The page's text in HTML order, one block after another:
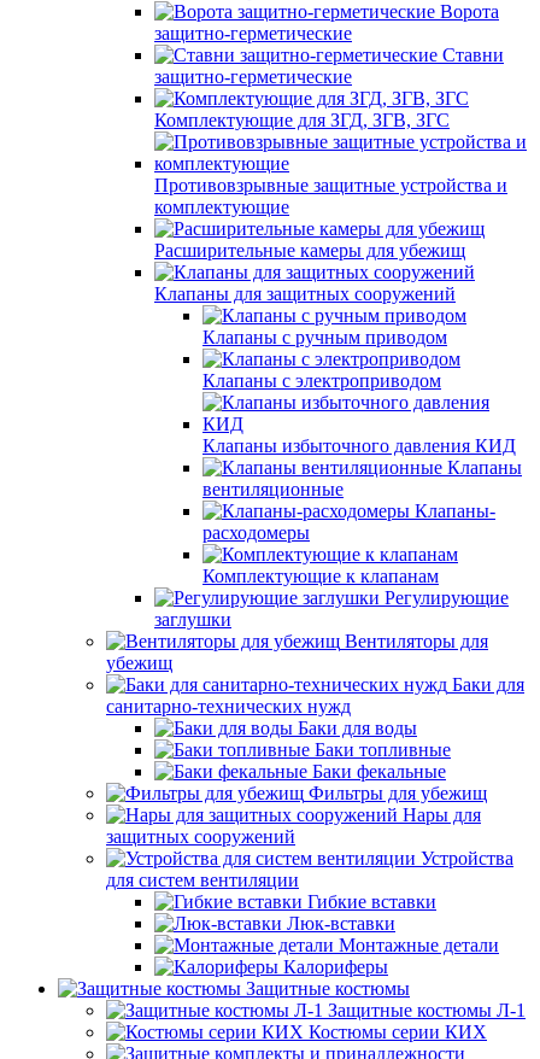
Ворота
защитно-герметические
Ставни
защитно-герметические
Комплектующие для ЗГД, ЗГВ, ЗГС
Противовзрывные защитные устройства и
комплектующие
Расширительные камеры для убежищ
Клапаны для защитных сооружений
Клапаны с ручным приводом
Клапаны с электроприводом
Клапаны избыточного давления КИД
Клапаны
вентиляционные
Клапаны-
расходомеры
Комплектующие к клапанам
Регулирующие
заглушки
Вентиляторы для
убежищ
Баки для
санитарно-технических нужд
Баки для воды
Баки топливные
Баки фекальные
Фильтры для убежищ
Нары для
защитных сооружений
Устройства
для систем вентиляции
Гибкие вставки
Люк-вставки
Монтажные детали
Калориферы
Защитные костюмы
Защитные костюмы Л-1
Костюмы серии КИХ